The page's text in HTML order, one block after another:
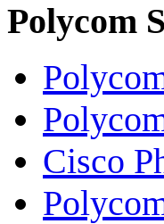
Polycom
Сisco